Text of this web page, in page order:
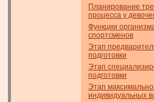
Планирование
процесса у
Функции
спортсменов
Этап
подготовки
Этап
подготовки
Этап
индивидуальных